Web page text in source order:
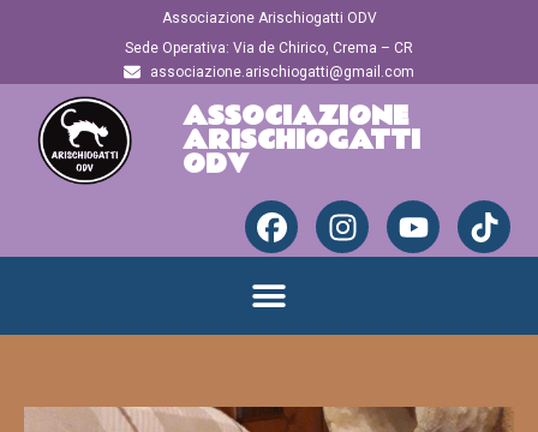
Associazione Arischiogatti ODV
Sede Operativa: Via de Chirico, Crema – CR
associazione.arischiogatti@gmail.com
ASSOCIAZIONE
ARISCHIOGATTI
ODV